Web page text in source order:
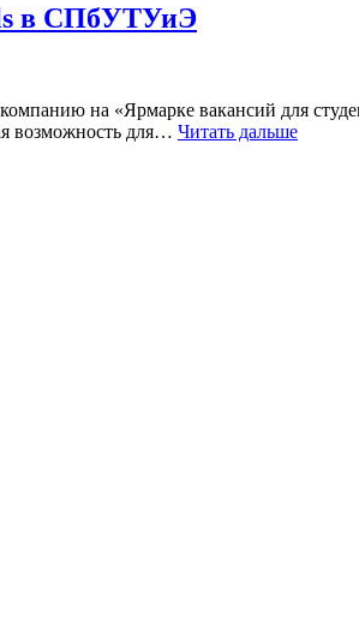
в СПбУТУиЭ
на «Ярмарке вакансий для
возможность для… Читать дальше